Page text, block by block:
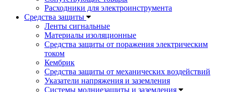
Расходники для электроинструмента
Cредства защиты
Ленты сигнальные
Материалы изоляционные
Средства защиты от поражения электрическим
током
Кембрик
Средства защиты от механических воздействий
Указатели напряжения и заземления
Системы молниезащиты и заземления